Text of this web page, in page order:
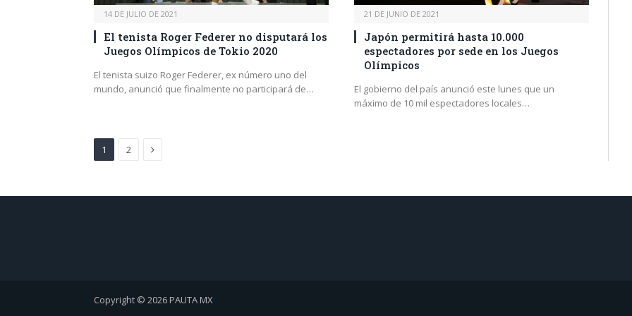
14 DE JULIO DE 2021
El tenista Roger Federer no disputará los
Juegos Olímpicos de Tokio 2020
El tenista suizo Roger Federer, ex número uno del
mundo, anunció que finalmente no participará de…
21 DE JUNIO DE 2021
Japón permitirá hasta 10.000
espectadores por sede en los Juegos
Olímpicos
El gobierno del país anunció este lunes que un
máximo de 10 mil espectadores locales…
1 2 Next
Copyright © 2026 PAUTA MX